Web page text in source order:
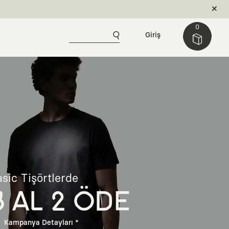
0
Giriş
Tişörtlerde
AL 2 ÖDE
Kampanya Detayları *